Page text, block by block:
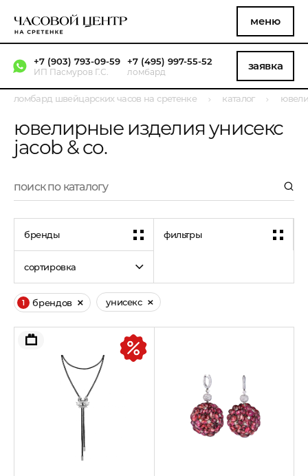
меню
+7 (903) 793-09-59
ИП Пасмуров Г.С.
+7 (495) 997-55-52
ломбард заявка
ломбард швейцарских часов на сретенке каталог
ювелирные изделия унисекс
jacob & co.
бренды фильтры
сортировка
1 брендов унисекс